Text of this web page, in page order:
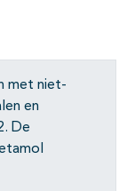
met niet-
en
De